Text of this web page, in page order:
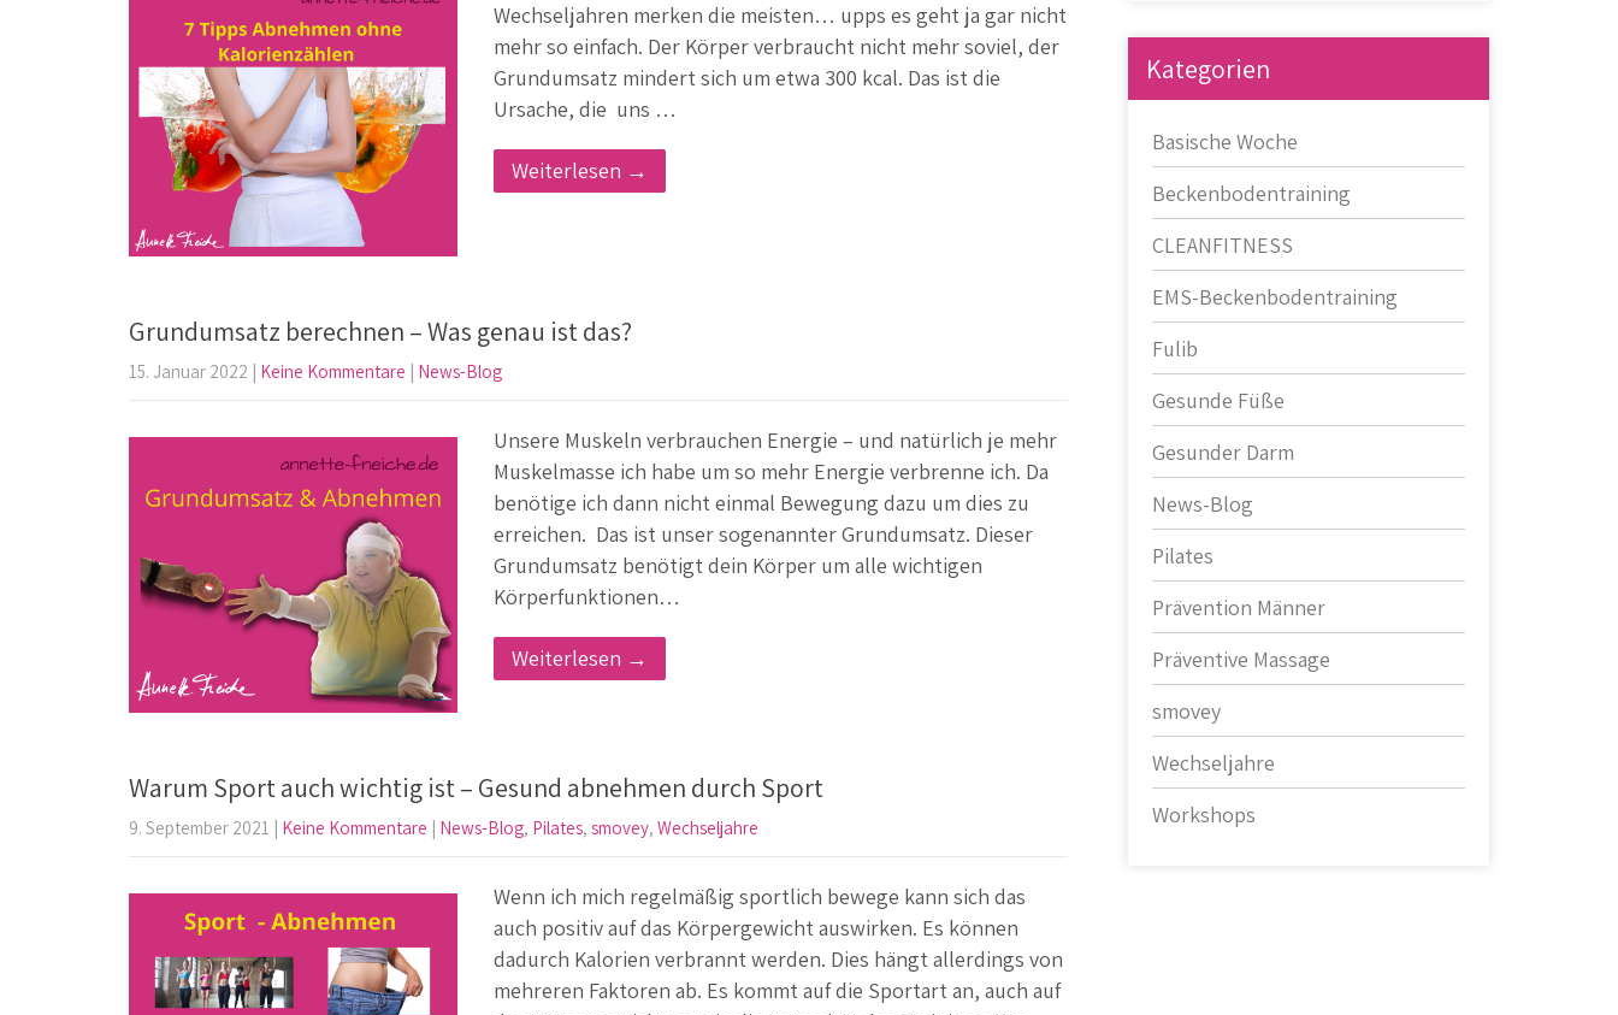
Wechseljahren merken die meisten… upps es geht ja gar nicht
mehr so einfach. Der Körper verbraucht nicht mehr soviel, der
Grundumsatz mindert sich um etwa 300 kcal. Das ist die
Ursache, die uns …
Weiterlesen →
Grundumsatz berechnen – Was genau ist das?
15. Januar 2022 | Keine Kommentare | News-Blog
Unsere Muskeln verbrauchen Energie – und natürlich je mehr
Muskelmasse ich habe um so mehr Energie verbrenne ich. Da
benötige ich dann nicht einmal Bewegung dazu um dies zu
erreichen. Das ist unser sogenannter Grundumsatz. Dieser
Grundumsatz benötigt dein Körper um alle wichtigen
Körperfunktionen…
Weiterlesen →
Warum Sport auch wichtig ist – Gesund abnehmen durch Sport
9. September 2021 | Keine Kommentare | News-Blog, Pilates, smovey, Wechseljahre
Wenn ich mich regelmäßig sportlich bewege kann sich das
auch positiv auf das Körpergewicht auswirken. Es können
dadurch Kalorien verbrannt werden. Dies hängt allerdings von
mehreren Faktoren ab. Es kommt auf die Sportart an, auch auf
Kategorien
Basische Woche
Beckenbodentraining
CLEANFITNESS
EMS-Beckenbodentraining
Fulib
Gesunde Füße
Gesunder Darm
News-Blog
Pilates
Prävention Männer
Präventive Massage
smovey
Wechseljahre
Workshops